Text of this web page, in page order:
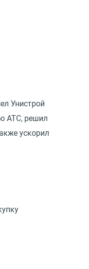
Унистрой
АТС, решил
ускорил